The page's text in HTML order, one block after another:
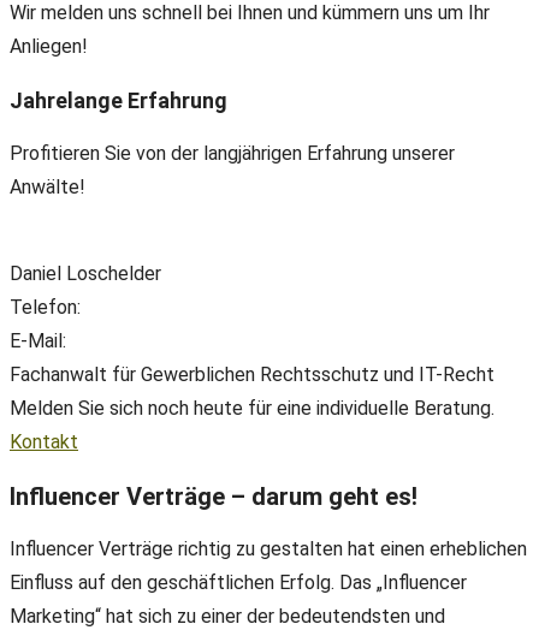
Wir melden uns schnell bei Ihnen und kümmern uns um Ihr
Anliegen!
Jahrelange Erfahrung
Profitieren Sie von der langjährigen Erfahrung unserer
Anwälte!
Daniel Loschelder
Telefon:
E-Mail:
Fachanwalt für Gewerblichen Rechtsschutz und IT-Recht
Melden Sie sich noch heute für eine individuelle Beratung.
Kontakt
Influencer Verträge – darum geht es!
Influencer Verträge richtig zu gestalten hat einen erheblichen
Einfluss auf den geschäftlichen Erfolg. Das „Influencer
Marketing“ hat sich zu einer der bedeutendsten und